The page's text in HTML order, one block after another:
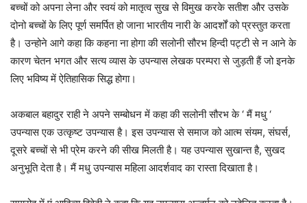
बच्चों को अपना लेना और स्वयं को मातृत्व सुख से विमुख करके सतीश और उसके
दोनो बच्चों के लिए पूर्ण समर्पित हो जाना भारतीय नारी के आदर्शों को प्रस्तुत करता
है। उन्होने आगे कहा कि कहना ना होगा की सलोनी सौरभ हिन्दी पट्टी से न आने के
कारण चेतन भगत और सत्य व्यास के उपन्यास लेखक परम्परा से जुड़ती हैं जो इनके
लिए भविष्य में ऐतिहासिक सिद्ध होगा।
अकबाल बहादुर राही ने अपने सम्बोधन में कहा की सलोनी सौरभ के ‘ मैं मधु ‘
उपन्यास एक उत्कृष्ट उपन्यास है। इस उपन्यास से समाज को आत्म संयम, संघर्स,
दूसरे बच्चों से भी प्रेम करने की सीख मिलती है। यह उपन्यास सुखान्त है, सुखद
अनुभूति देता है। मैं मधु उपन्यास महिला आदर्शवाद का रास्ता दिखाता है।